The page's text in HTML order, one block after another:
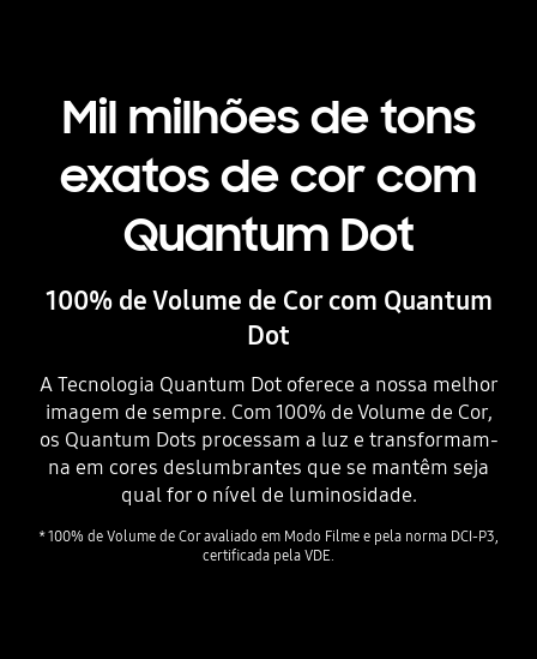
Mil milhões de tons
exatos de cor com
Quantum Dot
100% de Volume de Cor com Quantum
Dot
A Tecnologia Quantum Dot oferece a nossa melhor
imagem de sempre. Com 100% de Volume de Cor,
os Quantum Dots processam a luz e transformam-
na em cores deslumbrantes que se mantêm seja
qual for o nível de luminosidade.
* 100% de Volume de Cor avaliado em Modo Filme e pela norma DCI-P3,
certificada pela VDE.